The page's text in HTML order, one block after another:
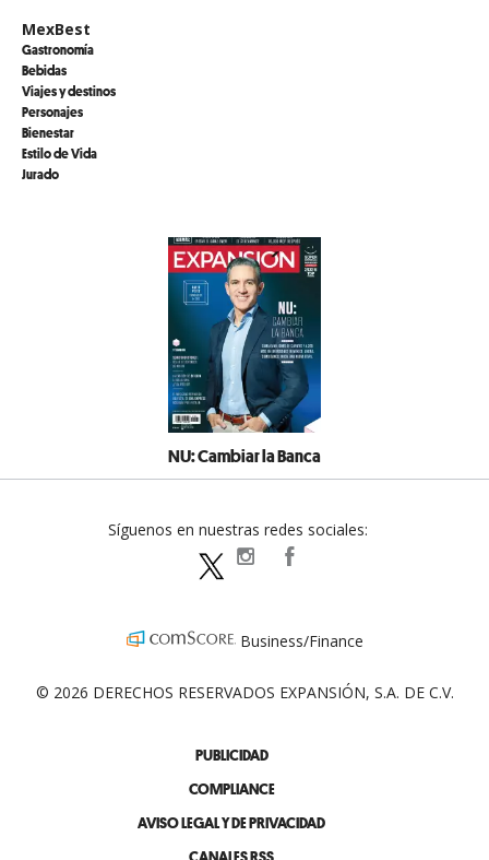
MexBest
Gastronomía
Bebidas
Viajes y destinos
Personajes
Bienestar
Estilo de Vida
Jurado
NU: Cambiar la Banca
PUBLICIDAD
COMPLIANCE
AVISO LEGAL Y DE PRIVACIDAD
Síguenos en nuestras redes sociales:
expansionpolitica
Business/Finance
© 2026 DERECHOS RESERVADOS EXPANSIÓN, S.A. DE C.V.